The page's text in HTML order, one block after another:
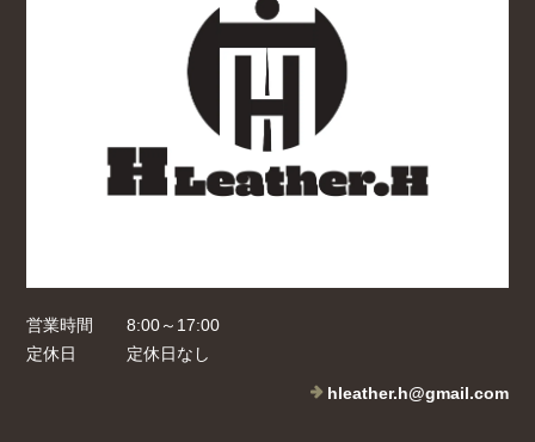
営業時間
8:00～17:00
定休日
定休日なし
hleather.h@gmail.com